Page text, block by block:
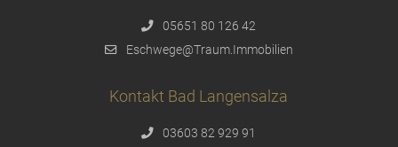
05651 80 126 42
Eschwege@Traum.Immobilien
Kontakt Bad Langensalza
03603 82 929 91